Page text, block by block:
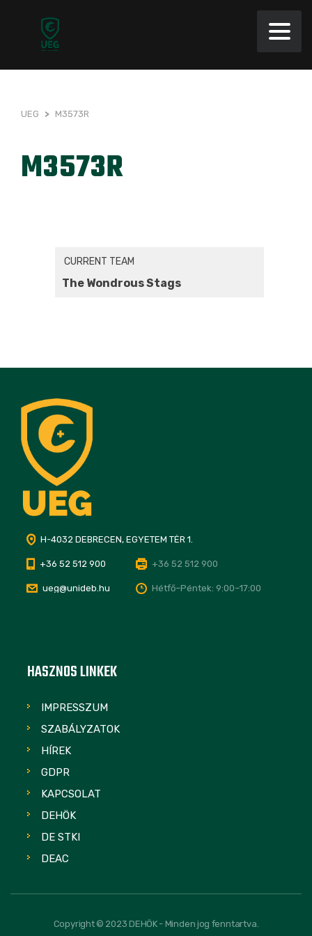
UEG > M3573R
M3573R
CURRENT TEAM
The Wondrous Stags
H-4032 DEBRECEN, EGYETEM TÉR 1.
+36 52 512 900 +36 52 512 900
ueg@unideb.hu Hétfő–Péntek: 9:00–17:00
HASZNOS LINKEK
IMPRESSZUM
SZABÁLYZATOK
HÍREK
GDPR
KAPCSOLAT
DEHÖK
DE STKI
DEAC
Copyright © 2023 DEHÖK - Minden jog fenntartva.